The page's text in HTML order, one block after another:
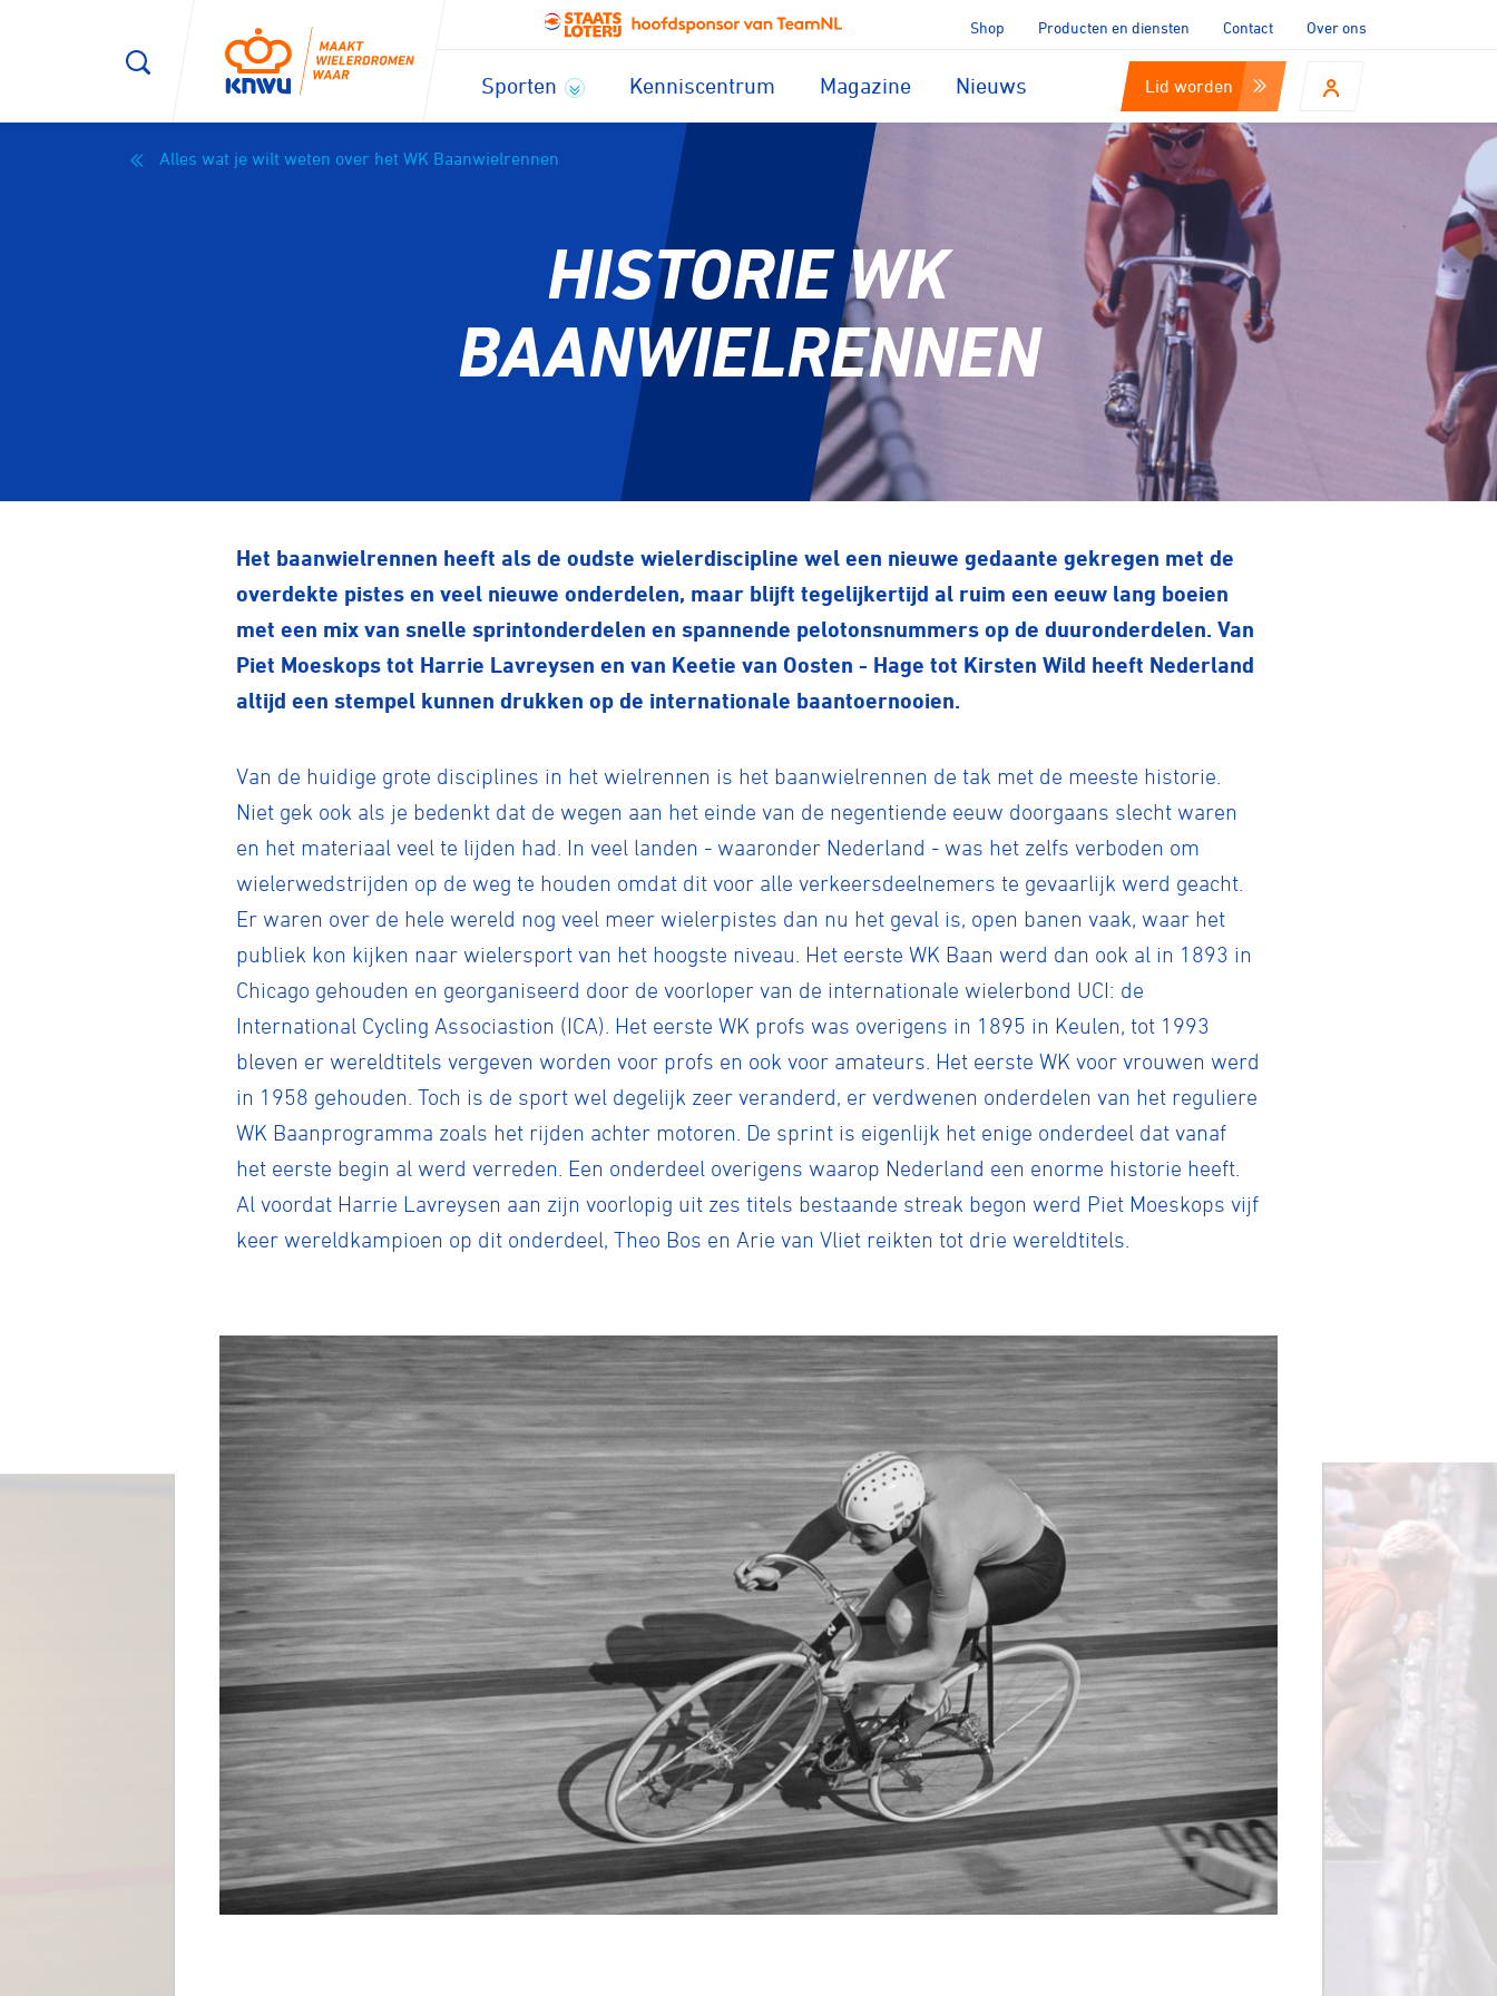
Shop Producten en diensten Contact Over ons
Sporten Kenniscentrum Magazine Nieuws Lid worden
Alles wat je wilt weten over het WK Baanwielrennen
HISTORIE WK
BAANWIELRENNEN
Het baanwielrennen heeft als de oudste wielerdiscipline wel een nieuwe gedaante gekregen met de
overdekte pistes en veel nieuwe onderdelen, maar blijft tegelijkertijd al ruim een eeuw lang boeien
met een mix van snelle sprintonderdelen en spannende pelotonsnummers op de duuronderdelen. Van
Piet Moeskops tot Harrie Lavreysen en van Keetie van Oosten - Hage tot Kirsten Wild heeft Nederland
altijd een stempel kunnen drukken op de internationale baantoernooien.
Van de huidige grote disciplines in het wielrennen is het baanwielrennen de tak met de meeste historie.
Niet gek ook als je bedenkt dat de wegen aan het einde van de negentiende eeuw doorgaans slecht waren
en het materiaal veel te lijden had. In veel landen - waaronder Nederland - was het zelfs verboden om
wielerwedstrijden op de weg te houden omdat dit voor alle verkeersdeelnemers te gevaarlijk werd geacht.
Er waren over de hele wereld nog veel meer wielerpistes dan nu het geval is, open banen vaak, waar het
publiek kon kijken naar wielersport van het hoogste niveau. Het eerste WK Baan werd dan ook al in 1893 in
Chicago gehouden en georganiseerd door de voorloper van de internationale wielerbond UCI: de
International Cycling Associastion (ICA). Het eerste WK profs was overigens in 1895 in Keulen, tot 1993
bleven er wereldtitels vergeven worden voor profs en ook voor amateurs. Het eerste WK voor vrouwen werd
in 1958 gehouden. Toch is de sport wel degelijk zeer veranderd, er verdwenen onderdelen van het reguliere
WK Baanprogramma zoals het rijden achter motoren. De sprint is eigenlijk het enige onderdeel dat vanaf
het eerste begin al werd verreden. Een onderdeel overigens waarop Nederland een enorme historie heeft.
Al voordat Harrie Lavreysen aan zijn voorlopig uit zes titels bestaande streak begon werd Piet Moeskops vijf
keer wereldkampioen op dit onderdeel, Theo Bos en Arie van Vliet reikten tot drie wereldtitels.